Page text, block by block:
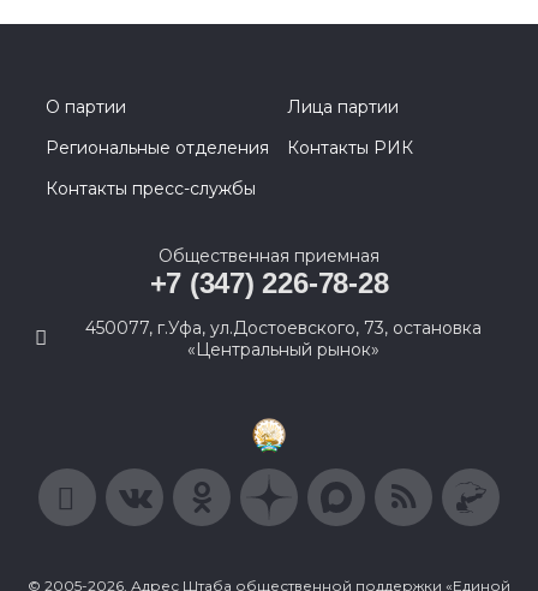
О партии
Лица партии
Региональные отделения
Контакты РИК
Контакты пресс-службы
Общественная приемная
+7 (347) 226-78-28
450077, г.Уфа, ул.Достоевского, 73, остановка
«Центральный рынок»
© 2005-2026, Адрес Штаба общественной поддержки «Единой